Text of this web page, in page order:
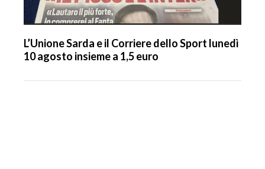
L’Unione Sarda e il Corriere dello Sport lunedì
10 agosto insieme a 1,5 euro